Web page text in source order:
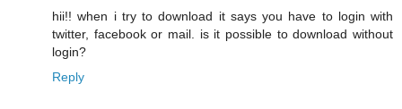
hii!! when i try to download it says you have to login with
twitter, facebook or mail. is it possible to download without
login?
Reply